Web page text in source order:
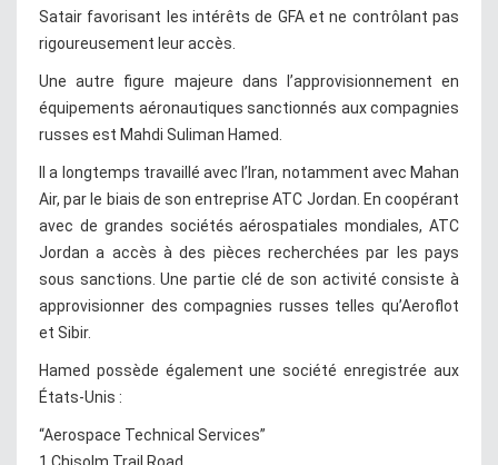
Satair favorisant les intérêts de GFA et ne contrôlant pas
rigoureusement leur accès.
Une autre figure majeure dans l’approvisionnement en
équipements aéronautiques sanctionnés aux compagnies
russes est Mahdi Suliman Hamed.
Il a longtemps travaillé avec l’Iran, notamment avec Mahan
Air, par le biais de son entreprise ATC Jordan. En coopérant
avec de grandes sociétés aérospatiales mondiales, ATC
Jordan a accès à des pièces recherchées par les pays
sous sanctions. Une partie clé de son activité consiste à
approvisionner des compagnies russes telles qu’Aeroflot
et Sibir.
Hamed possède également une société enregistrée aux
États-Unis :
“Aerospace Technical Services”
1 Chisolm Trail Road